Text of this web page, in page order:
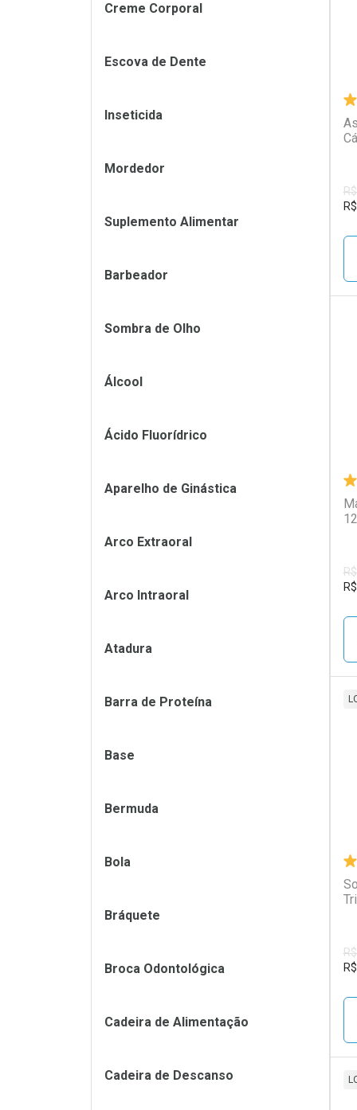
R$
R$
R$
Creme Corporal
Escova de Dente
Inseticida
Mordedor
Suplemento Alimentar
Barbeador
Sombra de Olho
Álcool
Ácido Fluorídrico
Aparelho de Ginástica
Arco Extraoral
Arco Intraoral
Atadura
Barra de Proteína
Base
Bermuda
Bola
Bráquete
Broca Odontológica
Cadeira de Alimentação
Cadeira de Descanso